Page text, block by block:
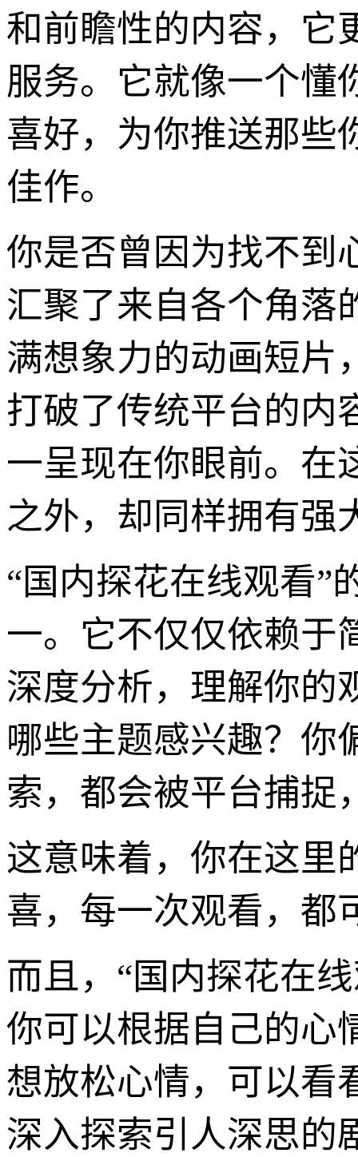
和前瞻性的内容，它
服务。它就像一个懂
喜好，为你推送那些
佳作。
你是否曾因为找不到
汇聚了来自各个角落
满想象力的动画短片
打破了传统平台的内
一呈现在你眼前。在
之外，却同样拥有强
“国内探花在线观看”
一。它不仅仅依赖于
深度分析，理解你的
哪些主题感兴趣？你
索，都会被平台捕捉
这意味着，你在这里
喜，每一次观看，都
而且，“国内探花在
你可以根据自己的心
想放松心情，可以看
深入探索引人深思的